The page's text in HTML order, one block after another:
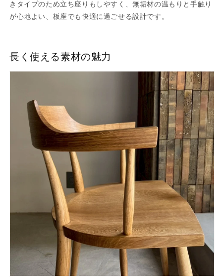
きタイプのため立ち座りもしやすく、無垢材の温もりと手触り
が心地よい、板座でも快適に過ごせる設計です。
長く使える素材の魅力